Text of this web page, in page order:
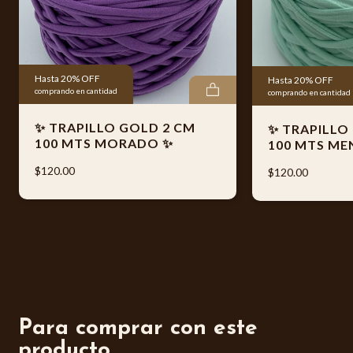
Además, cada producto se entrega empacado con el
logotipo oficial de Trapillo El Original® y código de barras
individual, garantizando autenticidad, control de calidad y
fácil identificación del producto.
🌟 Ideal para elaborar:
* Bolsas
* Mochilas
📦 Especificaciones generales:
Hasta 20% OFF
comprando en cantidad
✨ TRAPILLO GOLD 2 CM
100 MTS MORADO ✨
$120.00
Hasta 20% OFF
comprando en cantidad
✨
100 MTS
$120.00
Para comprar con este